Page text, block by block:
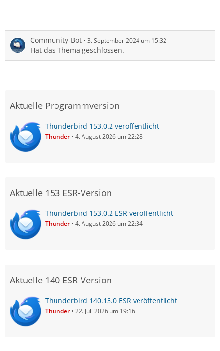
Community-Bot 3. September 2024 um 15:32
Hat das Thema geschlossen.
Aktuelle Programmversion
Thunderbird 153.0.2 veröffentlicht
Thunder 4. August 2026 um 22:28
Aktuelle 153 ESR-Version
Thunderbird 153.0.2 ESR veröffentlicht
Thunder 4. August 2026 um 22:34
Aktuelle 140 ESR-Version
Thunderbird 140.13.0 ESR veröffentlicht
Thunder 22. Juli 2026 um 19:16